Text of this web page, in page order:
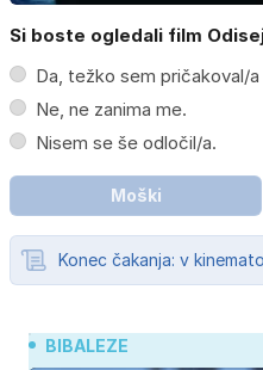
Si boste ogledali film
Da, težko sem pričakoval/a
Ne, ne zanima me.
Nisem se še odločil/a.
Moški
Konec čakanja: v
BIBALEZE